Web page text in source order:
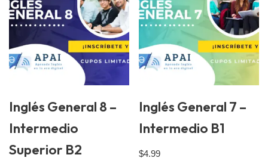
Inglés General 8 –
Intermedio
Superior B2
Inglés General 7 –
Intermedio B1
$4.99